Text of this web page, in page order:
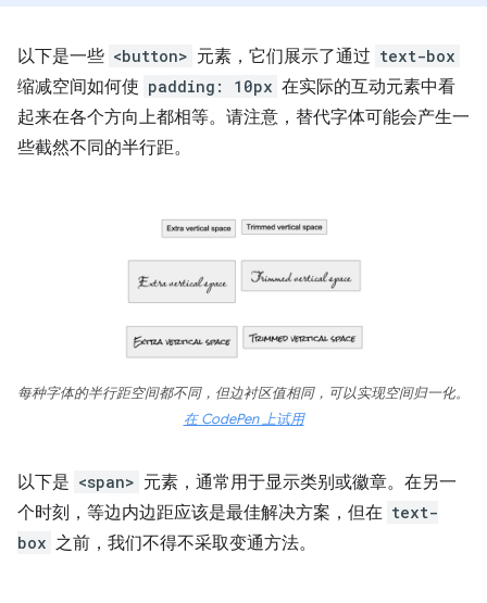
以下是一些 <button> 元素，它们展示了通过 text-box
缩减空间如何使 padding: 10px 在实际的互动元素中看
起来在各个方向上都相等。请注意，替代字体可能会产生一
些截然不同的半行距。
每种字体的半行距空间都不同，但边衬区值相同，可以实现空间归一化。
在 CodePen 上试用
以下是 <span> 元素，通常用于显示类别或徽章。在另一
个时刻，等边内边距应该是最佳解决方案，但在 text-
box 之前，我们不得不采取变通方法。